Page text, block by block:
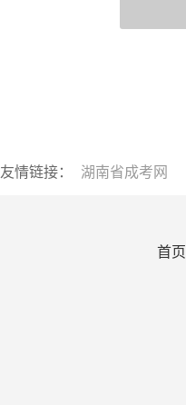
友情链接： 湖南省成考网
首页